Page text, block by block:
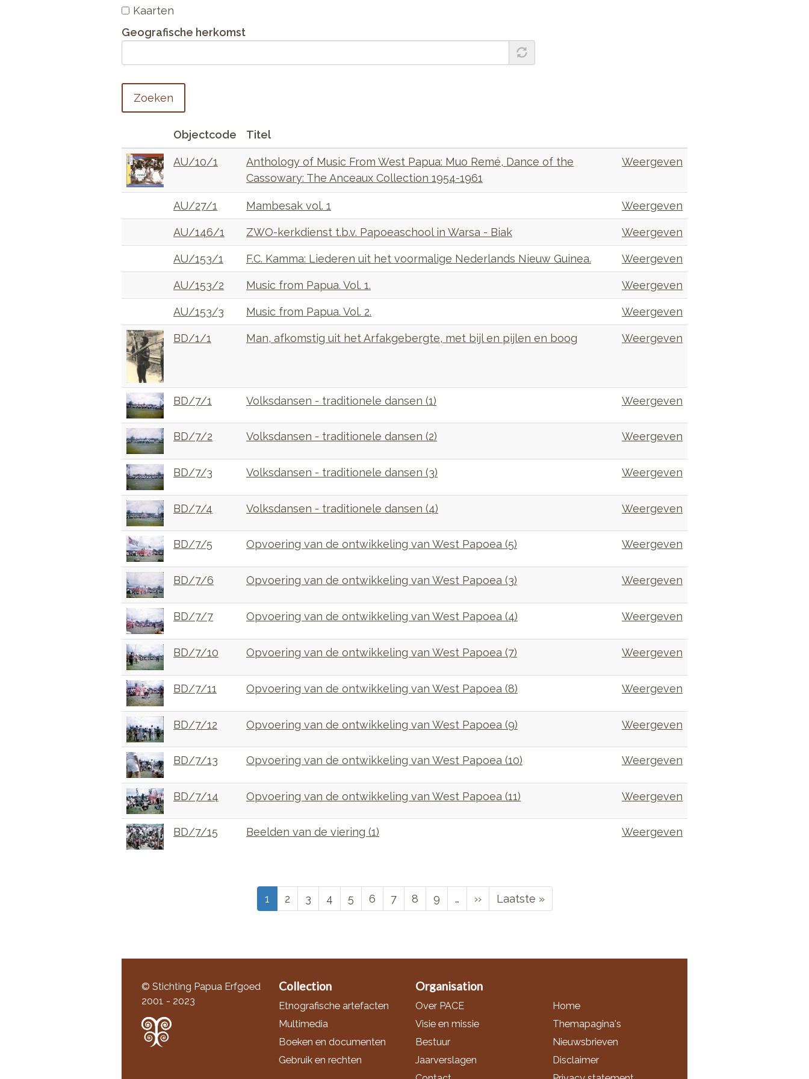
Kaarten
Geografische herkomst
Zoeken
Objectcode Titel
AU/10/1
Anthology of Music From West Papua: Muo Remé, Dance of the
Cassowary: The Anceaux Collection 1954-1961
Weergeven
AU/27/1 Mambesak vol. 1 Weergeven
AU/146/1 ZWO-kerkdienst t.b.v. Papoeaschool in Warsa - Biak Weergeven
AU/153/1 F.C. Kamma: Liederen uit het voormalige Nederlands Nieuw Guinea. Weergeven
AU/153/2 Music from Papua. Vol. 1. Weergeven
AU/153/3 Music from Papua. Vol. 2. Weergeven
BD/1/1 Man, afkomstig uit het Arfakgebergte, met bijl en pijlen en boog Weergeven
BD/7/1 Volksdansen - traditionele dansen (1) Weergeven
BD/7/2 Volksdansen - traditionele dansen (2) Weergeven
BD/7/3 Volksdansen - traditionele dansen (3) Weergeven
BD/7/4 Volksdansen - traditionele dansen (4) Weergeven
BD/7/5 Opvoering van de ontwikkeling van West Papoea (5) Weergeven
BD/7/6 Opvoering van de ontwikkeling van West Papoea (3) Weergeven
BD/7/7 Opvoering van de ontwikkeling van West Papoea (4) Weergeven
BD/7/10 Opvoering van de ontwikkeling van West Papoea (7) Weergeven
BD/7/11 Opvoering van de ontwikkeling van West Papoea (8) Weergeven
BD/7/12 Opvoering van de ontwikkeling van West Papoea (9) Weergeven
BD/7/13 Opvoering van de ontwikkeling van West Papoea (10) Weergeven
BD/7/14 Opvoering van de ontwikkeling van West Papoea (11) Weergeven
BD/7/15 Beelden van de viering (1) Weergeven
Huidige
pagina
1 Page
2 Page
3 Page
4 Page
5 Page
6 Page
7 Page
8 Page
9 …
Volgende
pagina
››
Laatste
pagina
Laatste »
© Stichting Papua Erfgoed
2001 - 2023
Collection
Etnografische artefacten
Multimedia
Boeken en documenten
Gebruik en rechten
Organisation
Over PACE
Visie en missie
Bestuur
Jaarverslagen
Home
Themapagina's
Nieuwsbrieven
Disclaimer